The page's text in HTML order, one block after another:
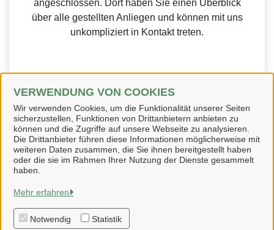
VERWENDUNG VON COOKIES
Wir verwenden Cookies, um die Funktionalität unserer Seiten
sicherzustellen, Funktionen von Drittanbietern anbieten zu
können und die Zugriffe auf unsere Webseite zu analysieren.
Die Drittanbieter führen diese Informationen möglicherweise mit
weiteren Daten zusammen, die Sie ihnen bereitgestellt haben
oder die sie im Rahmen Ihrer Nutzung der Dienste gesammelt
haben.
Mehr erfahren
Notwendig Statistik
angeschlossen. Dort haben Sie einen Überblick
über alle gestellten Anliegen und können mit uns
unkompliziert in Kontakt treten.
Weitere Informationen zur BundID finden Sie auf der
FAQ-Seite des Bundes.
Schladen-Werla
Alle Rechte vorbehalten